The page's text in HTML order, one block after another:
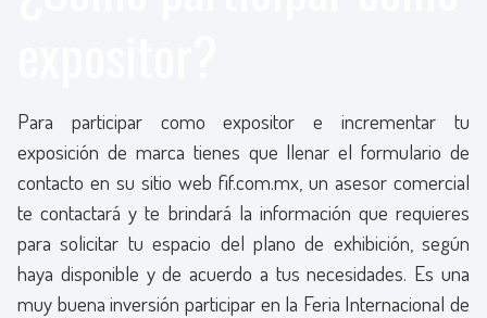
Para participar como expositor e incrementar tu
exposición de marca tienes que llenar el formulario de
contacto en su sitio web fif.com.mx, un asesor comercial
te contactará y te brindará la información que requieres
para solicitar tu espacio del plano de exhibición, según
haya disponible y de acuerdo a tus necesidades. Es una
muy buena inversión participar en la Feria Internacional de